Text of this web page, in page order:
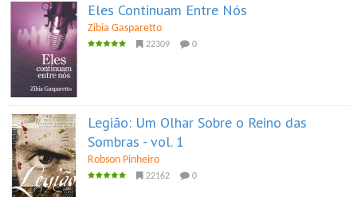
Eles Continuam Entre Nós
Zibia Gasparetto
22309 0
Legião: Um Olhar Sobre o Reino das
Sombras - vol. 1
Robson Pinheiro
22162 0